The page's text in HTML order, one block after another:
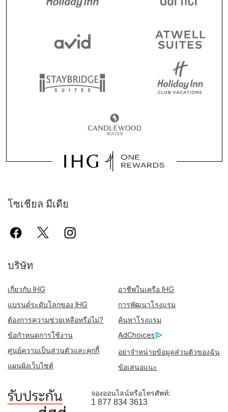
โซเชียล มีเดีย
บริษัท
เกี่ยวกับ IHG
อาชีพในเครือ IHG
แบรนด์ระดับโลกของ IHG
การพัฒนาโรงแรม
ต้องการความช่วยเหลือหรือไม่?
ค้นหาโรงแรม
ข้อกำหนดการใช้งาน
AdChoices
ศูนย์ความเป็นส่วนตัวและคุกกี้
อย่าจำหน่ายข้อมูลส่วนตัวของฉัน
แผนผังเว็บไซต์
ข้อเสนอแนะ
จองออนไลน์หรือโทรศัพท์:
1 877 834 3613